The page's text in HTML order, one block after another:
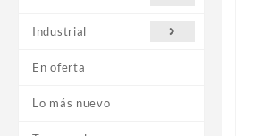
Industrial
En oferta
Lo más nuevo